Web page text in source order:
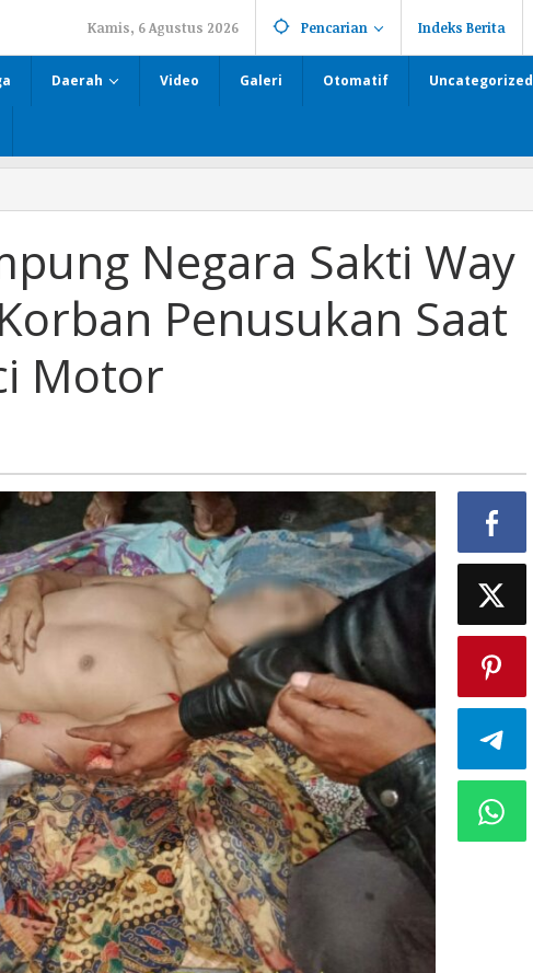
Kamis, 6 Agustus 2026 Pencarian Indeks Berita
Daerah Video Galeri Otomatif Uncategorized
Negara Sakti Way
Penusukan Saat
Motor